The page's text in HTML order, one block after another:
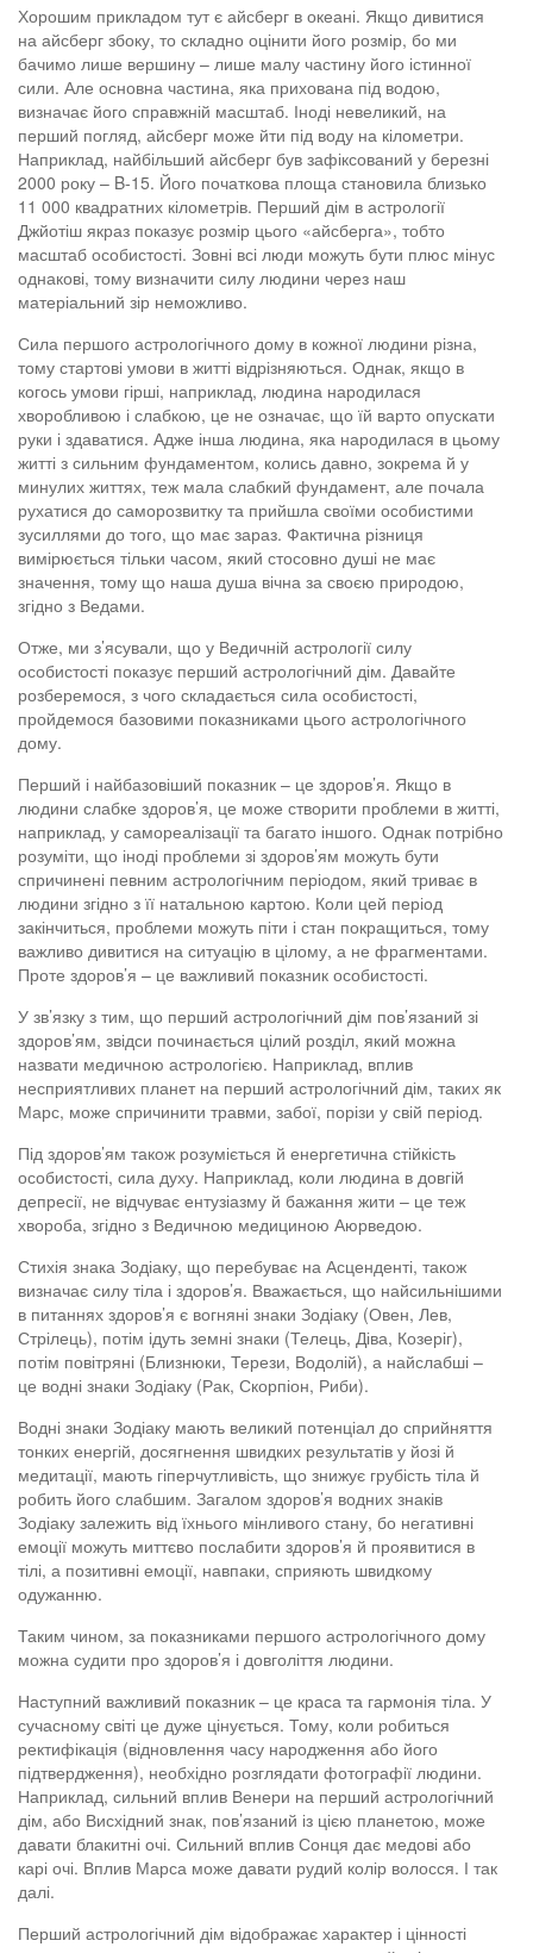
Хорошим прикладом тут є айсберг в океані. Якщо дивитися
на айсберг збоку, то складно оцінити його розмір, бо ми
бачимо лише вершину – лише малу частину його істинної
сили. Але основна частина, яка прихована під водою,
визначає його справжній масштаб. Іноді невеликий, на
перший погляд, айсберг може йти під воду на кілометри.
Наприклад, найбільший айсберг був зафіксований у березні
2000 року – B-15. Його початкова площа становила близько
11 000 квадратних кілометрів. Перший дім в астрології
Джйотіш якраз показує розмір цього «айсберга», тобто
масштаб особистості. Зовні всі люди можуть бути плюс мінус
однакові, тому визначити силу людини через наш
матеріальний зір неможливо.
Сила першого астрологічного дому в кожної людини різна,
тому стартові умови в житті відрізняються. Однак, якщо в
когось умови гірші, наприклад, людина народилася
хворобливою і слабкою, це не означає, що їй варто опускати
руки і здаватися. Адже інша людина, яка народилася в цьому
житті з сильним фундаментом, колись давно, зокрема й у
минулих життях, теж мала слабкий фундамент, але почала
рухатися до саморозвитку та прийшла своїми особистими
зусиллями до того, що має зараз. Фактична різниця
вимірюється тільки часом, який стосовно душі не має
значення, тому що наша душа вічна за своєю природою,
згідно з Ведами.
Отже, ми з’ясували, що у Ведичній астрології силу
особистості показує перший астрологічний дім. Давайте
розберемося, з чого складається сила особистості,
пройдемося базовими показниками цього астрологічного
дому.
Перший і найбазовіший показник – це здоров’я. Якщо в
людини слабке здоров’я, це може створити проблеми в житті,
наприклад, у самореалізації та багато іншого. Однак потрібно
розуміти, що іноді проблеми зі здоров’ям можуть бути
спричинені певним астрологічним періодом, який триває в
людини згідно з її натальною картою. Коли цей період
закінчиться, проблеми можуть піти і стан покращиться, тому
важливо дивитися на ситуацію в цілому, а не фрагментами.
Проте здоров’я – це важливий показник особистості.
У зв’язку з тим, що перший астрологічний дім пов’язаний зі
здоров’ям, звідси починається цілий розділ, який можна
назвати медичною астрологією. Наприклад, вплив
несприятливих планет на перший астрологічний дім, таких як
Марс, може спричинити травми, забої, порізи у свій період.
Під здоров’ям також розуміється й енергетична стійкість
особистості, сила духу. Наприклад, коли людина в довгій
депресії, не відчуває ентузіазму й бажання жити – це теж
хвороба, згідно з Ведичною медициною Аюрведою.
Стихія знака Зодіаку, що перебуває на Асценденті, також
визначає силу тіла і здоров’я. Вважається, що найсильнішими
в питаннях здоров’я є вогняні знаки Зодіаку (Овен, Лев,
Стрілець), потім ідуть земні знаки (Телець, Діва, Козеріг),
потім повітряні (Близнюки, Терези, Водолій), а найслабші –
це водні знаки Зодіаку (Рак, Скорпіон, Риби).
Водні знаки Зодіаку мають великий потенціал до сприйняття
тонких енергій, досягнення швидких результатів у йозі й
медитації, мають гіперчутливість, що знижує грубість тіла й
робить його слабшим. Загалом здоров’я водних знаків
Зодіаку залежить від їхнього мінливого стану, бо негативні
емоції можуть миттєво послабити здоров’я й проявитися в
тілі, а позитивні емоції, навпаки, сприяють швидкому
одужанню.
Таким чином, за показниками першого астрологічного дому
можна судити про здоров’я і довголіття людини.
Наступний важливий показник – це краса та гармонія тіла. У
сучасному світі це дуже цінується. Тому, коли робиться
ректифікація (відновлення часу народження або його
підтвердження), необхідно розглядати фотографії людини.
Наприклад, сильний вплив Венери на перший астрологічний
дім, або Висхідний знак, пов’язаний із цією планетою, може
давати блакитні очі. Сильний вплив Сонця дає медові або
карі очі. Вплив Марса може давати рудий колір волосся. І так
далі.
Перший астрологічний дім відображає характер і цінності